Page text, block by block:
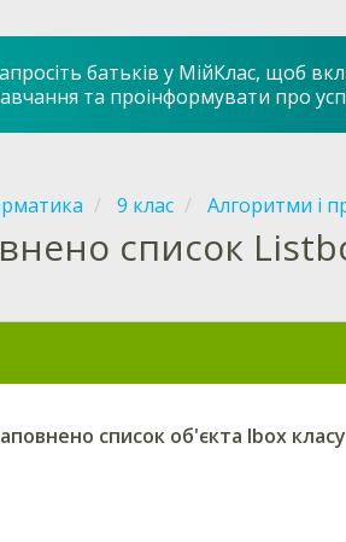
батьків у МійКлас, щоб
та проінформувати про
9 клас Алгоритми і
список
список об'єкта lbox